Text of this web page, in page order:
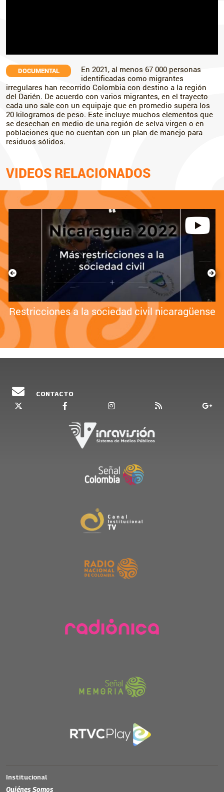
DOCUMENTAL
En 2021, al menos 67 000 personas
identificadas como migrantes
irregulares han recorrido Colombia con destino a la región
del Darién. De acuerdo con varios migrantes, en el trayecto
cada uno sale con un equipaje que en promedio supera los
20 kilogramos de peso. Este incluye muchos elementos que
se desechan en medio de una región de selva virgen o en
poblaciones que no cuentan con un plan de manejo para
residuos sólidos.
VIDEOS RELACIONADOS
Restricciones a la sociedad civil nicaragüense
CONTACTO
Institucional
Quiénes Somos